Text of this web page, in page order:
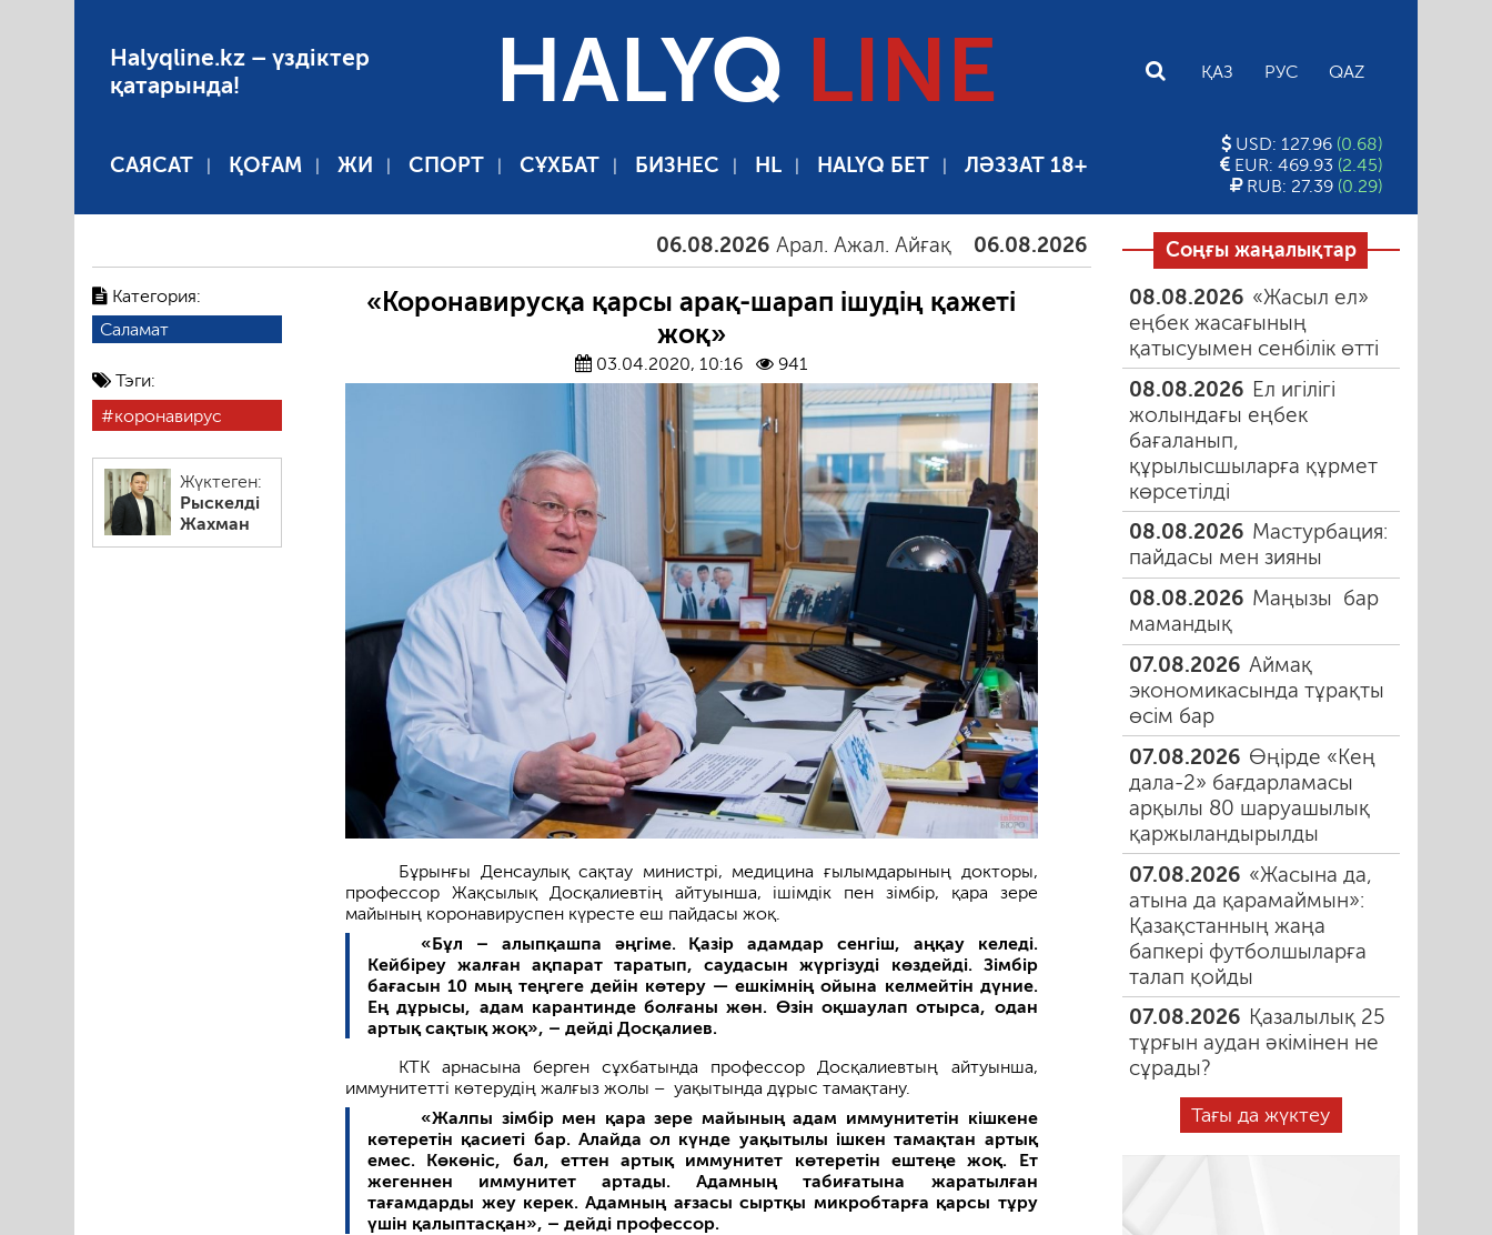
Halyqline.kz – үздіктер
қатарында!
HALYQ LINE ҚАЗ РУС QAZ
САЯСАТ ҚОҒАМ ЖИ СПОРТ СҰХБАТ БИЗНЕС HL HALYQ БЕТ ЛӘЗЗАТ 18+
USD: 127.96 (0.68)
EUR: 469.93 (2.45)
RUB: 27.39 (0.29)
06.08.2026 Арал. Ажал. Айғақ 06.08.2026 Тамыздағы таңғы түтін 06.08.2026
Категория:
Саламат
Тэги:
коронавирус
Жүктеген:
Рыскелді
Жахман
«Коронавирусқа қарсы арақ-шарап ішудің қажеті
жоқ»
03.04.2020, 10:16 941
Бұрынғы Денсаулық сақтау министрі, медицина ғылымдарының докторы,
профессор Жақсылық Досқалиевтің айтуынша, ішімдік пен зімбір, қара зере
майының коронавируспен күресте еш пайдасы жоқ.
«Бұл – алыпқашпа әңгіме. Қазір адамдар сенгіш, аңқау келеді.
Кейбіреу жалған ақпарат таратып, саудасын жүргізуді көздейді. Зімбір
бағасын 10 мың теңгеге дейін көтеру — ешкімнің ойына келмейтін дүние.
Ең дұрысы, адам карантинде болғаны жөн. Өзін оқшаулап отырса, одан
артық сақтық жоқ», – дейді Досқалиев.
КТК арнасына берген сұхбатында профессор Досқалиевтың айтуынша,
иммунитетті көтерудің жалғыз жолы – уақытында дұрыс тамақтану.
«Жалпы зімбір мен қара зере майының адам иммунитетін кішкене
көтеретін қасиеті бар. Алайда ол күнде уақытылы ішкен тамақтан артық
емес. Көкөніс, бал, еттен артық иммунитет көтеретін ештеңе жоқ. Ет
жегеннен иммунитет артады. Адамның табиғатына жаратылған
тағамдарды жеу керек. Адамның ағзасы сыртқы микробтарға қарсы тұру
үшін қалыптасқан», – дейді профессор.
Соңғы жаңалықтар
08.08.2026 «Жасыл ел»
еңбек жасағының
қатысуымен сенбілік өтті
08.08.2026 Ел игілігі
жолындағы еңбек
бағаланып,
құрылысшыларға құрмет
көрсетілді
08.08.2026 Мастурбация:
пайдасы мен зияны
08.08.2026 Маңызы бар
мамандық
07.08.2026 Аймақ
экономикасында тұрақты
өсім бар
07.08.2026 Өңірде «Кең
дала-2» бағдарламасы
арқылы 80 шаруашылық
қаржыландырылды
07.08.2026 «Жасына да,
атына да қарамаймын»:
Қазақстанның жаңа
бапкері футболшыларға
талап қойды
07.08.2026 Қазалылық 25
тұрғын аудан әкімінен не
сұрады?
Тағы да жүктеу